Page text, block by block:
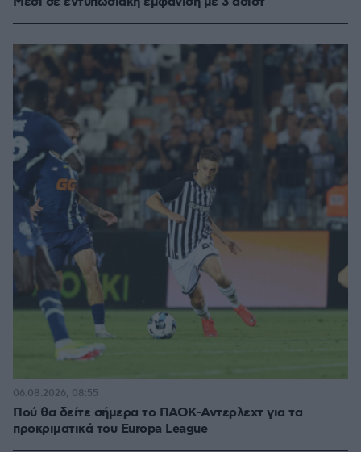
Πού θα δείτε σήμερα το ΠΑΟΚ-Αντερλεχτ για τα
προκριματικά του Europa League
06.08.2026, 08:55